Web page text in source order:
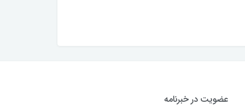
عضویت در خبرنامه